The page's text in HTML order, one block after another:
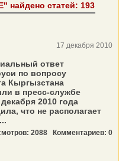
найдено статей: 193
17 декабря 2010
ответ
по вопросу
Кыргызстана
в пресс-службе
2010 года
что не располагает
2088 Комментариев: 0